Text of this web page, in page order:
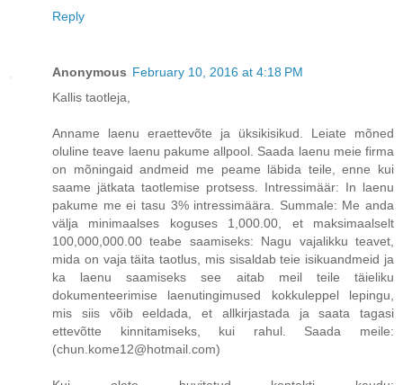
Reply
Anonymous February 10, 2016 at 4:18 PM
Kallis taotleja,
Anname laenu eraettevõte ja üksikisikud. Leiate mõned
oluline teave laenu pakume allpool. Saada laenu meie firma
on mõningaid andmeid me peame läbida teile, enne kui
saame jätkata taotlemise protsess. Intressimäär: In laenu
pakume me ei tasu 3% intressimäära. Summale: Me anda
välja minimaalses koguses 1,000.00, et maksimaalselt
100,000,000.00 teabe saamiseks: Nagu vajalikku teavet,
mida on vaja täita taotlus, mis sisaldab teie isikuandmeid ja
ka laenu saamiseks see aitab meil teile täieliku
dokumenteerimise laenutingimused kokkuleppel lepingu,
mis siis võib eeldada, et allkirjastada ja saata tagasi
ettevõtte kinnitamiseks, kui rahul. Saada meile:
(chun.kome12@hotmail.com)